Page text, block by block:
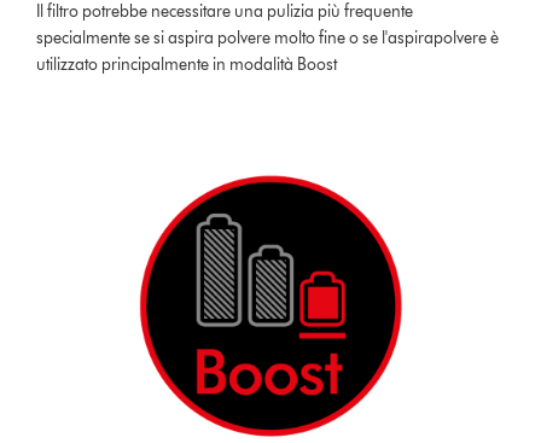
Il filtro potrebbe necessitare una pulizia più frequente
specialmente se si aspira polvere molto fine o se l'aspirapolvere è
utilizzato principalmente in modalità Boost